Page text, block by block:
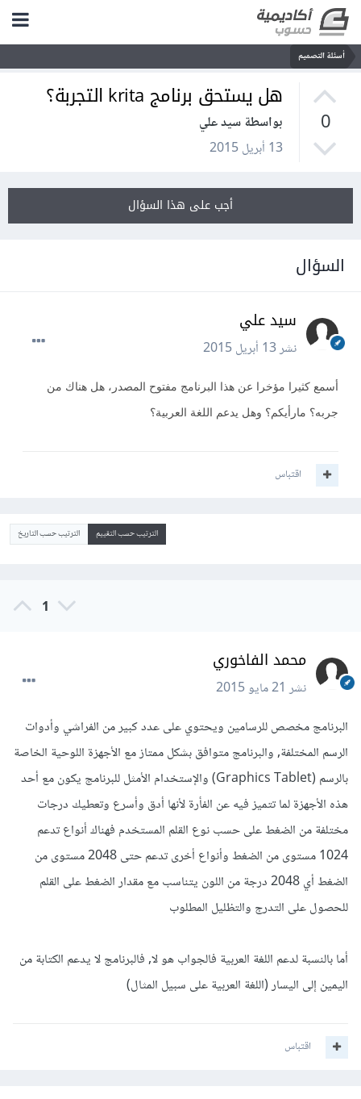
أسئلة التصميم
0
هل يستحق برنامج krita التجربة؟
بواسطة سيد علي
13 أبريل 2015
أجب على هذا السؤال
السؤال
سيد علي
نشر13 أبريل 2015
أسمع كثيرا مؤخرا عن هذا البرنامج مفتوح المصدر، هل هناك من
جربه؟ مارأيكم؟ وهل يدعم اللغة العربية؟
اقتباس
الترتيب حسب التقييم الترتيب حسب التاريخ
1
محمد الفاخوري
نشر21 مايو 2015
البرنامج مخصص للرسامين ويحتوي على عدد كبير من الفراشي وأدوات
الرسم المختلفة, والبرنامج متوافق بشكل ممتاز مع الأجهزة اللوحية الخاصة
بالرسم (Graphics Tablet) والإستخدام الأمثل للبرنامج يكون مع أحد
هذه الأجهزة لما تتميز فيه عن الفأرة لأنها أدق وأسرع وتعطيك درجات
مختلفة من الضغط على حسب نوع القلم المستخدم فهناك أنواع تدعم
1024 مستوى من الضغط وأنواع أخرى تدعم حتى 2048 مستوى من
الضغط أي 2048 درجة من اللون يتناسب مع مقدار الضغط على القلم
للحصول على التدرج والتظليل المطلوب
أما بالنسبة لدعم اللغة العربية فالجواب هو لا, فالبرنامج لا يدعم الكتابة من
اليمين إلى اليسار (اللغة العربية على سبيل المثال)
اقتباس